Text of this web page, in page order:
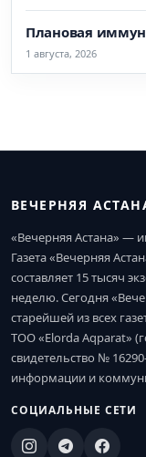
Плановая
1 августа, 2026
ВЕЧЕРНЯЯ
«Вечерняя Астана» —
Газета «Вечерняя
составляет 15 тысяч
неделю. Сегодня
старейшей из всех
ТОО «Elorda Aqparat»
свидетельство №
информации и
СОЦИАЛЬНЫЕ СЕТИ